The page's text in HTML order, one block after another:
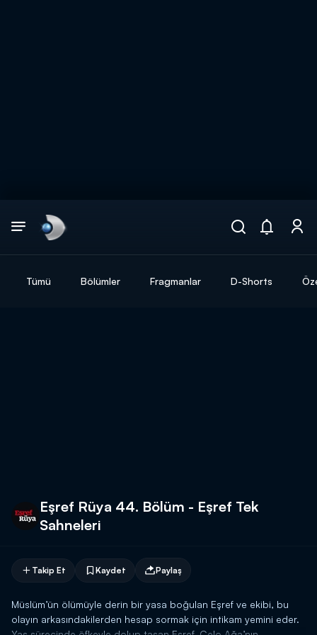
Tümü Bölümler Fragmanlar D-Shorts
Eşref Rüya 44. Bölüm - Eşref Tek
Sahneleri
Takip Et Kaydet Paylaş
Müslüm’ün ölümüyle derin bir yasa boğulan Eşref ve ekibi, bu
olayın arkasındakilerden hesap sormak için intikam yemini eder.